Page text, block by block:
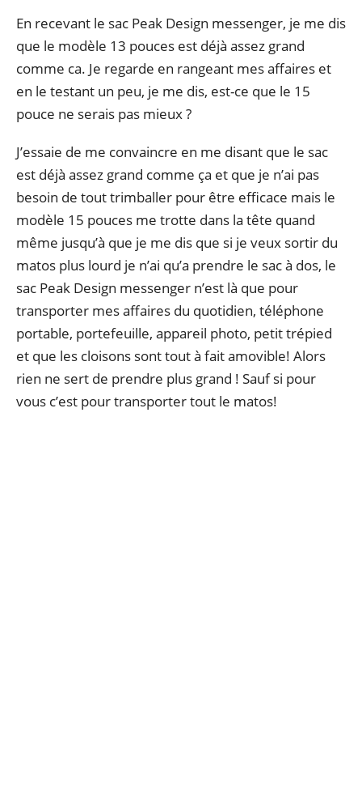
En recevant le sac Peak Design messenger, je me dis
que le modèle 13 pouces est déjà assez grand
comme ca. Je regarde en rangeant mes affaires et
en le testant un peu, je me dis, est-ce que le 15
pouce ne serais pas mieux ?
J’essaie de me convaincre en me disant que le sac
est déjà assez grand comme ça et que je n’ai pas
besoin de tout trimballer pour être efficace mais le
modèle 15 pouces me trotte dans la tête quand
même jusqu’à que je me dis que si je veux sortir du
matos plus lourd je n’ai qu’a prendre le sac à dos, le
sac Peak Design messenger n’est là que pour
transporter mes affaires du quotidien, téléphone
portable, portefeuille, appareil photo, petit trépied
et que les cloisons sont tout à fait amovible! Alors
rien ne sert de prendre plus grand ! Sauf si pour
vous c’est pour transporter tout le matos!